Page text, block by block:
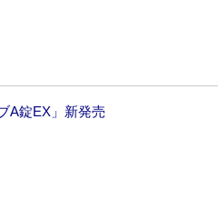
A錠EX」新発売